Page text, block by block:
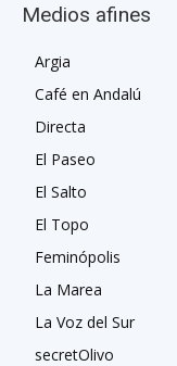
Medios afines
Argia
Café en Andalú
Directa
El Paseo
El Salto
El Topo
Feminópolis
La Marea
La Voz del Sur
secretOlivo